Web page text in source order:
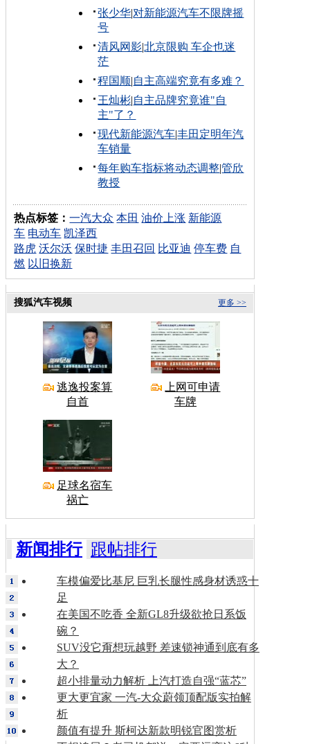
张少华|对新能源汽车不限牌摇
号
清风网影|北京限购 车企也迷
茫
程国顺|自主高端究竟有多难？
王灿彬|自主品牌究竟谁"自
主"了？
现代新能源汽车|丰田定明年汽
车销量
每年购车指标将动态调整|管欣
教授
热点标签：一汽大众 本田 油价上涨 新能源
车 电动车 凯泽西
路虎 沃尔沃 保时捷 丰田召回 比亚迪 停车费 自
燃 以旧换新
更多 >>
搜狐汽车视频
逃逸投案算
自首
上网可申请
车牌
足球名宿车
祸亡
新闻排行 跟帖排行
车模偏爱比基尼 巨乳长腿性感身材诱惑十
足
在美国不吃香 全新GL8升级欲抢日系饭
碗？
SUV没它甭想玩越野 差速锁神通到底有多
大？
超小排量动力解析 上汽打造自强“蓝芯”
更大更宜家 一汽-大众蔚领顶配版实拍解
析
颜值有提升 斯柯达新款明锐官图赏析